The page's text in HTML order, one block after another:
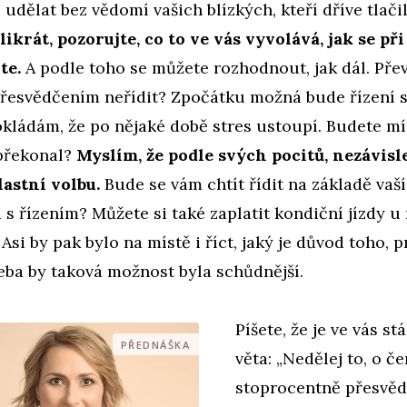
bez vědomí vašich blízkých, kteří dříve
pozorujte, co to ve vás vyvolává, jak se při
A podle toho se můžete rozhodnout, jak dál.
neřídit? Zpočátku možná bude řízení
že po nějaké době stres ustoupí. Budete
Myslím, že podle svých pocitů,
volbu. Bude se vám chtít řídit na základě
s řízením? Můžete si také zaplatit kondiční jízdy u
by pak bylo na místě i říct, jaký je důvod toho,
by taková možnost byla schůdnější.
PŘEDNÁŠKA
Píšete, že je ve vás
věta: „Nedělej to, o
stoprocentně